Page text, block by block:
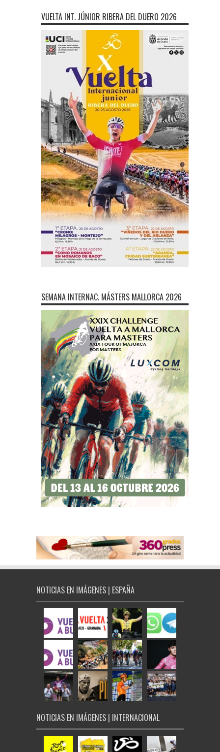
VUELTA INT. JÚNIOR RIBERA DEL DUERO 2026
SEMANA INTERNAC. MÁSTERS MALLORCA 2026
NOTICIAS EN IMÁGENES | ESPAÑA
NOTICIAS EN IMÁGENES | INTERNACIONAL